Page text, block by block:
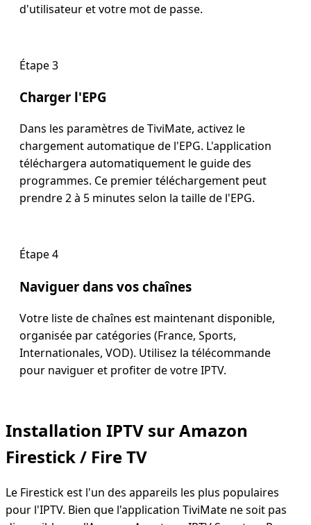
d'utilisateur et votre mot de passe.
Étape 3
Charger l'EPG
Dans les paramètres de TiviMate, activez le
chargement automatique de l'EPG. L'application
téléchargera automatiquement le guide des
programmes. Ce premier téléchargement peut
prendre 2 à 5 minutes selon la taille de l'EPG.
Étape 4
Naviguer dans vos chaînes
Votre liste de chaînes est maintenant disponible,
organisée par catégories (France, Sports,
Internationales, VOD). Utilisez la télécommande
pour naviguer et profiter de votre IPTV.
Installation IPTV sur Amazon
Firestick / Fire TV
Le Firestick est l'un des appareils les plus populaires
pour l'IPTV. Bien que l'application TiviMate ne soit pas